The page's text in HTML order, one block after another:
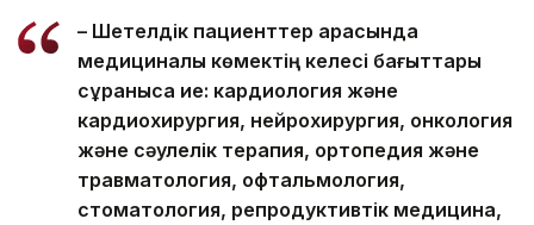
– Шетелдік пациенттер арасында
медициналық көмектің келесі бағыттары
сұранысқа ие: кардиология және
кардиохирургия, нейрохирургия, онкология
және сәулелік терапия, ортопедия және
травматология, офтальмология,
стоматология, репродуктивтік медицина,